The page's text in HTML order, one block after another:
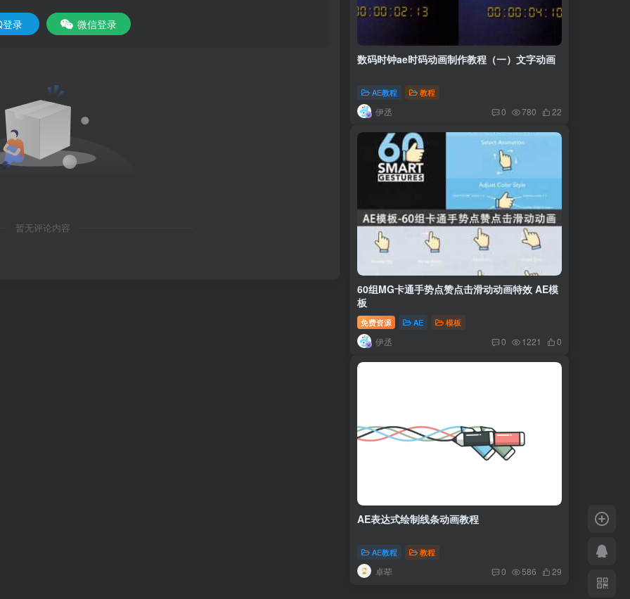
录 微信登录
暂无评论内容
数码时钟ae时码动画制作教程（一）文字动画
AE教程 教程
伊丞 0 780 22
60组MG卡通手势点赞点击滑动动画特效 AE模
板
免费资源 AE 模板
伊丞 0 1221 0
AE表达式绘制线条动画教程
AE教程 教程
卓荦 0 586 29